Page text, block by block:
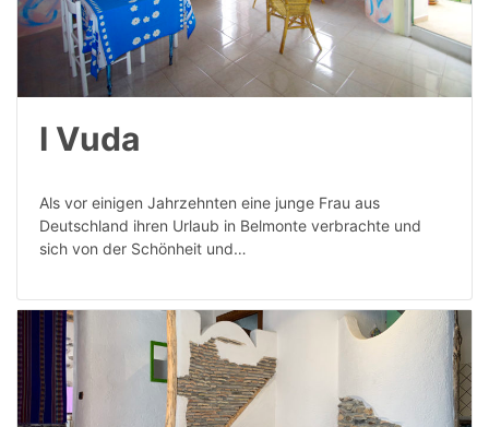
I Vuda
Als vor einigen Jahrzehnten eine junge Frau aus
Deutschland ihren Urlaub in Belmonte verbrachte und
sich von der Schönheit und…